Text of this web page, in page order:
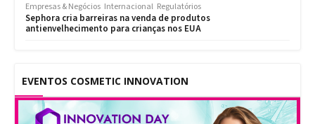
Empresas & Negócios Internacional Regulatórios
Sephora cria barreiras na venda de produtos
antienvelhecimento para crianças nos EUA
EVENTOS COSMETIC INNOVATION